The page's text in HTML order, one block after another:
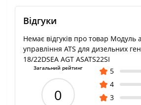
Відгуки
Немає відгуків про товар Модуль
управління ATS для дизельних
18/22DSEA AGT ASATS22SI
Загальний рейтинг
0
5
4
3